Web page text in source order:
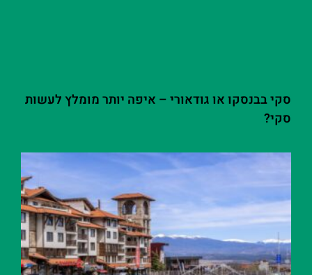
סקי בבנסקו או גודאורי – איפה יותר מומלץ לעשות
סקי?